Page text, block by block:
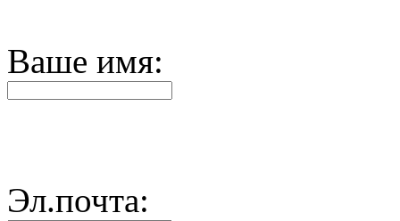
Ваше имя:
Эл.почта: